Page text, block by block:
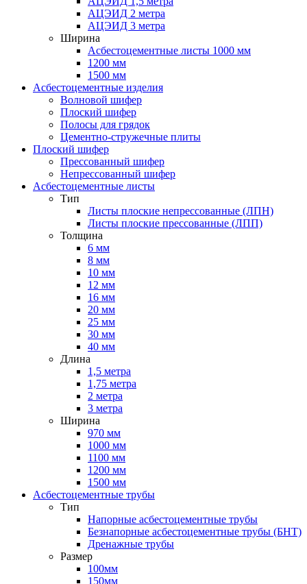
АЦЭИД 2 метра
АЦЭИД 3 метра
Ширина
Асбестоцементные листы 1000 мм
1200 мм
1500 мм
Асбестоцементные изделия
Волновой шифер
Плоский шифер
Полосы для грядок
Цементно-стружечные плиты
Плоский шифер
Прессованный шифер
Непрессованный шифер
Асбестоцементные листы
Тип
Листы плоские непрессованные (ЛПН)
Листы плоские прессованные (ЛПП)
Толщина
6 мм
8 мм
10 мм
12 мм
16 мм
20 мм
25 мм
30 мм
40 мм
Длина
1,5 метра
1,75 метра
2 метра
3 метра
Ширина
970 мм
1000 мм
1100 мм
1200 мм
1500 мм
Асбестоцементные трубы
Тип
Напорные асбестоцементные трубы
Безнапорные асбестоцементные трубы (БНТ)
Дренажные трубы
Размер
100мм
150мм